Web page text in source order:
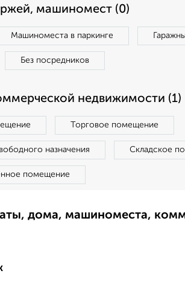
машиномест (0)
Машиноместа в паркинге
Без посредников
недвижимости (1)
Торговое помещение
назначения Складское
помещение
дома, машиноместа,